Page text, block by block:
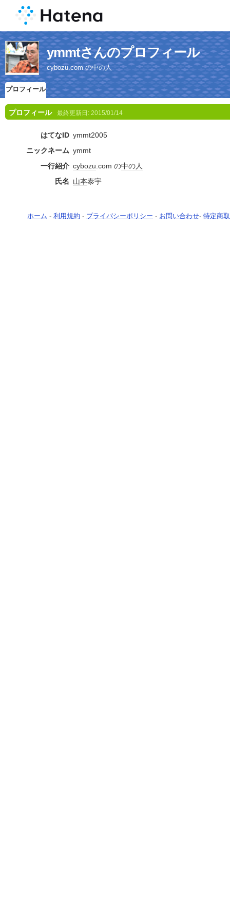
ymmtさんのプロフィール
cybozu.com の中の人
プロフィール
プロフィール 最終更新日: 2015/01/14
はてなID ymmt2005
ニックネーム ymmt
一行紹介 cybozu.com の中の人
氏名 山本泰宇
ホーム - 利用規約 - プライバシーポリシー - お問い合わせ- 特定商